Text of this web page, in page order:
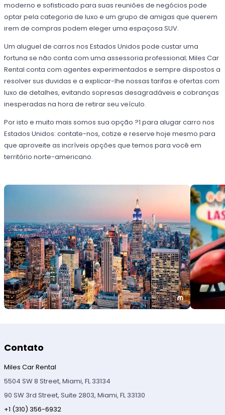
moderno e sofisticado para suas reuniões de negócios pode
optar pela categoria de luxo e um grupo de amigas que querem
irem de compras podem eleger uma espaçosa SUV.
Um aluguel de carros nos Estados Unidos pode custar uma
fortuna se não conta com uma assessoria professional; Miles Car
Rental conta com agentes experimentados e sempre dispostos a
resolver sus duvidas e a explicar-lhe nossas tarifas e ofertas com
luxo de detalhes, evitando sopresas desagradáveis e cobranças
inesperadas na hora de retirar seu veículo.
Por isto e muito mais somos sua opção ?1 para alugar carro nos
Estados Unidos: contate-nos, cotize e reserve hoje mesmo para
que aproveite as incríveis opções que temos para você em
território norte-americano.
Contato
Miles Car Rental
5504 SW 8 Street, Miami, FL 33134
90 SW 3rd Street, Suite 2803, Miami, FL 33130
+1 (310) 356-6932